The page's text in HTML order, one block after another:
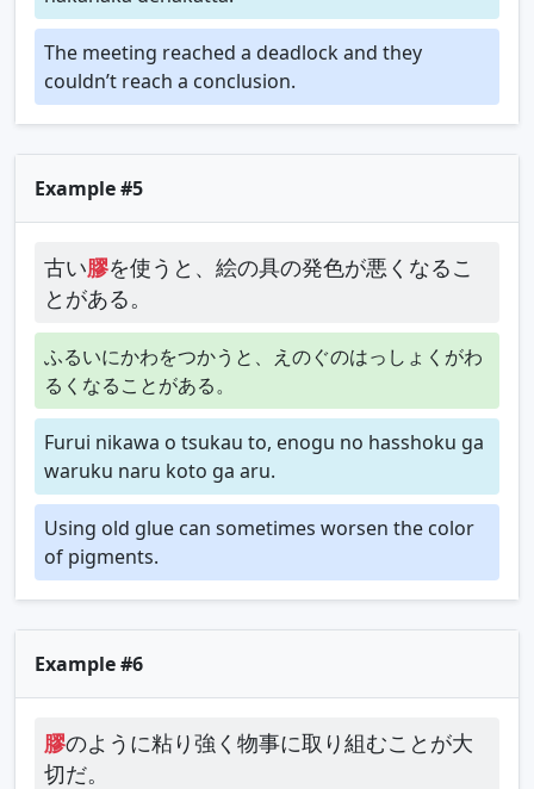
The meeting reached a deadlock and they
couldn’t reach a conclusion.
Example #5
古い膠を使うと、絵の具の発色が悪くなるこ
とがある。
ふるいにかわをつかうと、えのぐのはっしょくがわ
るくなることがある。
Furui nikawa o tsukau to, enogu no hasshoku ga
waruku naru koto ga aru.
Using old glue can sometimes worsen the color
of pigments.
Example #6
膠のように粘り強く物事に取り組むことが大
切だ。